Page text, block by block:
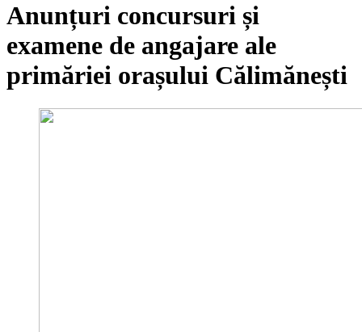
Anunțuri concursuri și
examene de angajare ale
primăriei orașului Călimănești